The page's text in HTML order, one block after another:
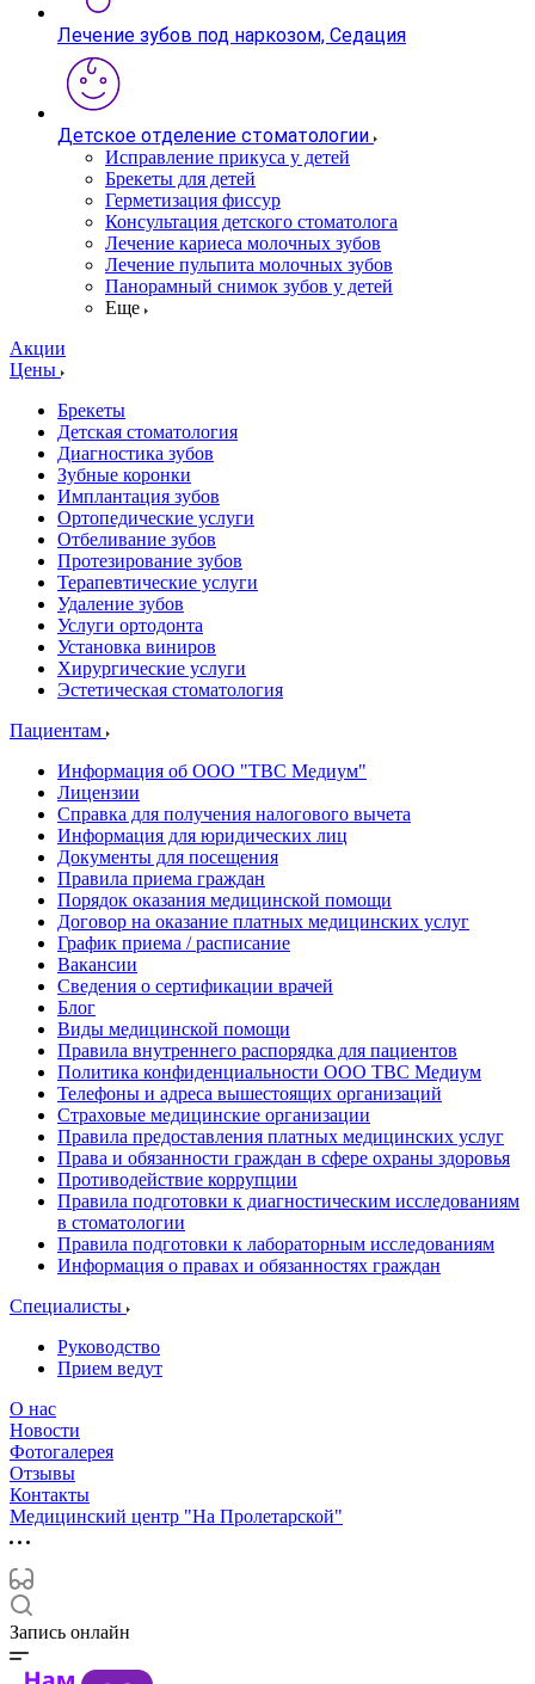
Лечение зубов под наркозом, Седация
Детское отделение стоматологии
Исправление прикуса у детей
Брекеты для детей
Герметизация фиссур
Консультация детского стоматолога
Лечение кариеса молочных зубов
Лечение пульпита молочных зубов
Панорамный снимок зубов у детей
Еще
Акции
Цены
Брекеты
Детская стоматология
Диагностика зубов
Зубные коронки
Имплантация зубов
Ортопедические услуги
Отбеливание зубов
Протезирование зубов
Терапевтические услуги
Удаление зубов
Услуги ортодонта
Установка виниров
Хирургические услуги
Эстетическая стоматология
Пациентам
Информация об ООО "ТВС Медиум"
Лицензии
Справка для получения налогового вычета
Информация для юридических лиц
Документы для посещения
Правила приема граждан
Порядок оказания медицинской помощи
Договор на оказание платных медицинских услуг
График приема / расписание
Вакансии
Сведения о сертификации врачей
Блог
Виды медицинской помощи
Правила внутреннего распорядка для пациентов
Политика конфиденциальности ООО ТВС Медиум
Телефоны и адреса вышестоящих организаций
Страховые медицинские организации
Правила предоставления платных медицинских услуг
Права и обязанности граждан в сфере охраны здоровья
Противодействие коррупции
Правила подготовки к диагностическим исследованиям
в стоматологии
Правила подготовки к лабораторным исследованиям
Информация о правах и обязанностях граждан
Специалисты
Руководство
Прием ведут
О нас
Новости
Фотогалерея
Отзывы
Контакты
Медицинский центр "На Пролетарской"
Запись онлайн